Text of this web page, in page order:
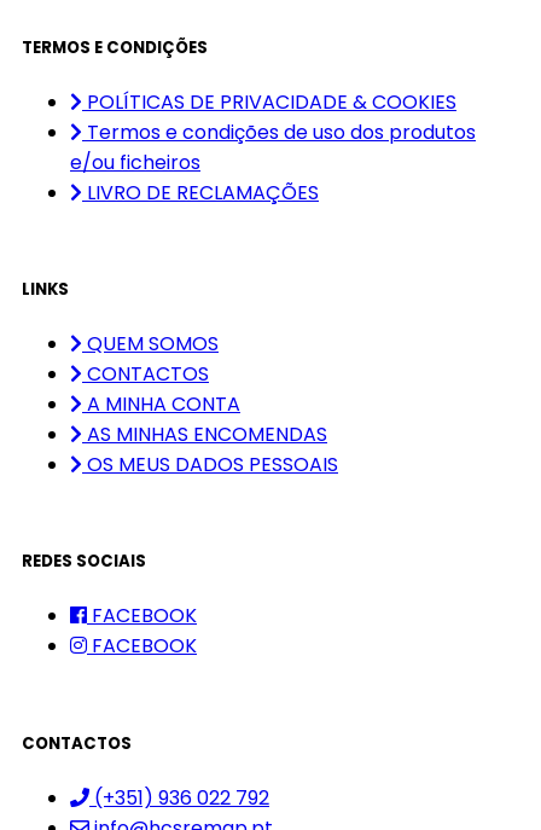
TERMOS E CONDIÇÕES
POLÍTICAS DE PRIVACIDADE & COOKIES
Termos e condições de uso dos produtos
e/ou ficheiros
LIVRO DE RECLAMAÇÕES
LINKS
QUEM SOMOS
CONTACTOS
A MINHA CONTA
AS MINHAS ENCOMENDAS
OS MEUS DADOS PESSOAIS
REDES SOCIAIS
FACEBOOK
FACEBOOK
CONTACTOS
(+351) 936 022 792